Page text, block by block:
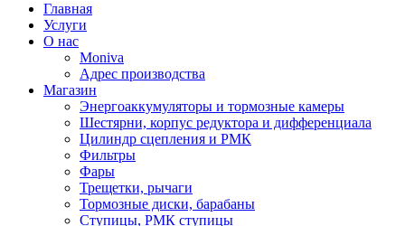
Главная
Услуги
О нас
Moniva
Адрес производства
Магазин
Энергоаккумуляторы и тормозные камеры
Шестярни, корпус редуктора и дифференциала
Цилиндр сцепления и РМК
Фильтры
Фары
Трещетки, рычаги
Тормозные диски, барабаны
Ступицы, РМК ступицы